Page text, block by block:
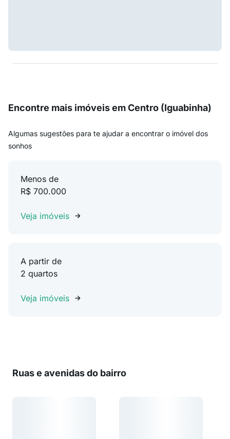
Encontre mais imóveis em Centro (Iguabinha)
Algumas sugestões para te ajudar a encontrar o imóvel dos
sonhos
Menos de
R$ 700.000
Veja imóveis
A partir de
2 quartos
Veja imóveis
Ruas e avenidas do bairro